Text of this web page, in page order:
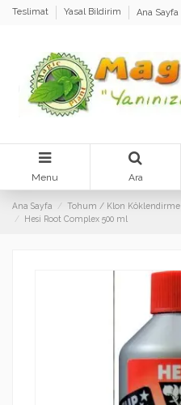
Teslimat Yasal Bildirim Ana Sayfa
Menu Ara
Ana Sayfa Tohum / Klon Köklendirme
Hesi Root Complex 500 ml